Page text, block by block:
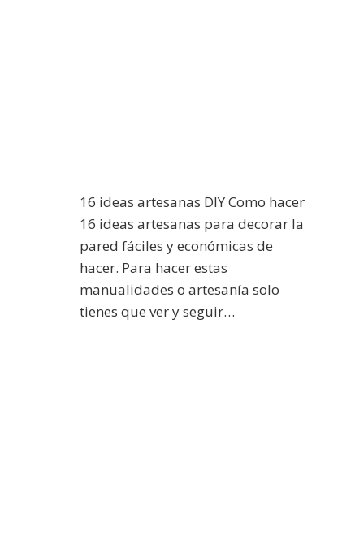
16 ideas artesanas DIY Como hacer
16 ideas artesanas para decorar la
pared fáciles y económicas de
hacer. Para hacer estas
manualidades o artesanía solo
tienes que ver y seguir…